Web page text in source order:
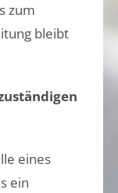
zum
bleibt
eines
ein